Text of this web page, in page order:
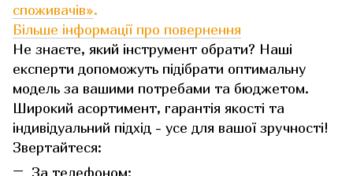
споживачів».
Більше інформації про повернення
Не знаєте, який інструмент обрати? Наші
експерти допоможуть підібрати оптимальну
модель за вашими потребами та бюджетом.
Широкий асортимент, гарантія якості та
індивідуальний підхід - усе для вашої зручності!
Звертайтеся:
За телефоном: